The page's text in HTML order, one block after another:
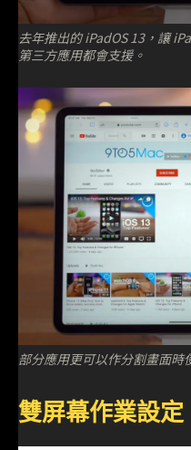
去年推出的 iPadOS 13，讓
第三方應用都會支援。
部分應用更可以作分割畫面時
雙屏幕作業設定